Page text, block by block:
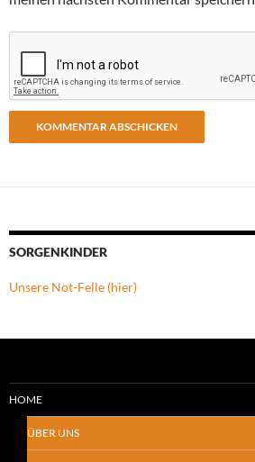
SORGENKINDER
Unsere Not-Felle (hier)
HOME
ÜBER UNS